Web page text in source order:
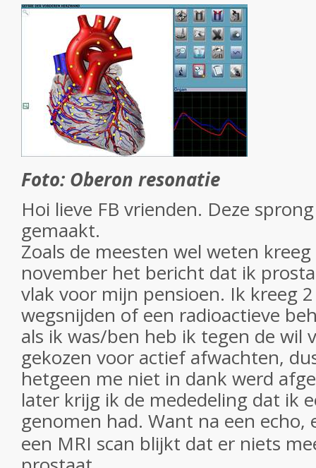
Foto: Oberon resonatie
Hoi lieve FB vrienden. Deze
gemaakt.
Zoals de meesten wel weten
november het bericht dat ik
vlak voor mijn pensioen. Ik kreeg
wegsnijden of een radioactieve
als ik was/ben heb ik tegen de wil
gekozen voor actief afwachten,
hetgeen me niet in dank werd
later krijg ik de mededeling dat ik
genomen had. Want na een echo,
een MRI scan blijkt dat er niets